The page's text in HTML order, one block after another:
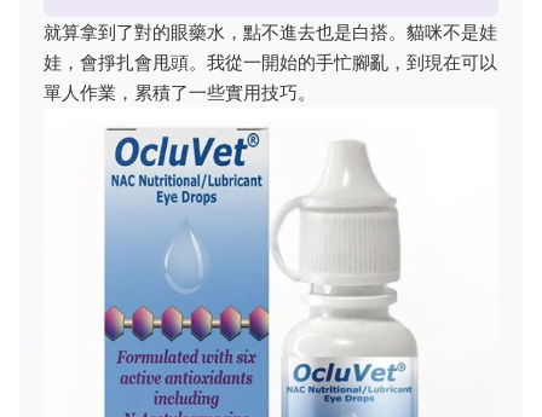
就算拿到了對的眼藥水，點不進去也是白搭。貓咪不是娃
娃，會掙扎會甩頭。我從一開始的手忙腳亂，到現在可以
單人作業，累積了一些實用技巧。